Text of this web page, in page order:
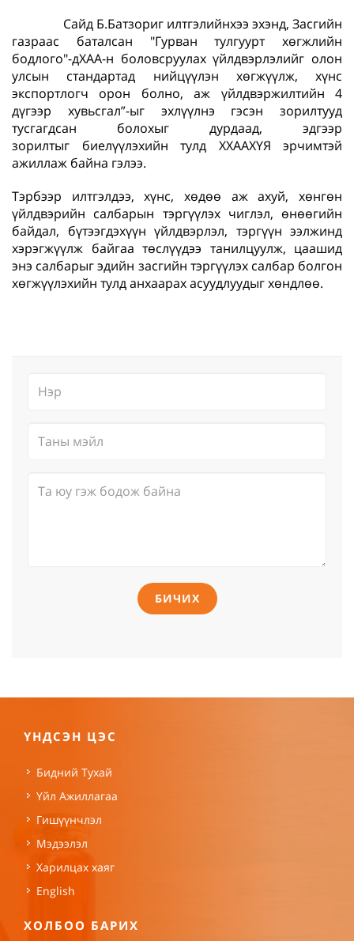
Сайд Б.Батзориг илтгэлийнхээ эхэнд, Засгийн
газраас баталсан "Гурван тулгуурт хөгжлийн
бодлого"-дХАА-н боловсруулах үйлдвэрлэлийг олон
улсын стандартад нийцүүлэн хөгжүүлж, хүнс
экспортлогч орон болно, аж үйлдвэржилтийн 4
дүгээр хувьсгал”-ыг эхлүүлнэ гэсэн зорилтууд
тусгагдсан болохыг дурдаад, эдгээр
зорилтыг биелүүлэхийн тулд ХХААХҮЯ эрчимтэй
ажиллаж байна гэлээ.
Тэрбээр илтгэлдээ, хүнс, хөдөө аж ахуй, хөнгөн
үйлдвэрийн салбарын тэргүүлэх чиглэл, өнөөгийн
байдал, бүтээгдэхүүн үйлдвэрлэл, тэргүүн ээлжинд
хэрэгжүүлж байгаа төслүүдээ танилцуулж, цаашид
энэ салбарыг эдийн засгийн тэргүүлэх салбар болгон
хөгжүүлэхийн тулд анхаарах асуудлуудыг хөндлөө.
БИЧИХ
ҮНДСЭН ЦЭС
Бидний Тухай
Үйл Ажиллагаа
Гишүүнчлэл
Мэдээлэл
Харилцах хаяг
English
ХОЛБОО БАРИХ